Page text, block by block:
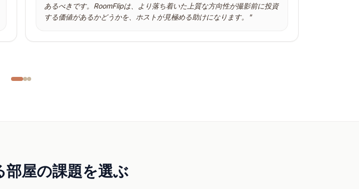
あるべきです。RoomFlipは、より落ち着いた上質な方向性が撮影前に投資
する価値があるかどうかを、ホストが見極める助けになります。
"
部屋の課題を選ぶ